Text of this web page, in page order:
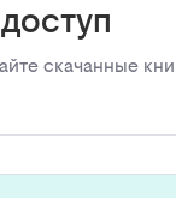
скачанные